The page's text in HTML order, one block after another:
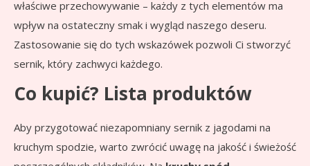
właściwe przechowywanie – każdy z tych elementów ma
wpływ na ostateczny smak i wygląd naszego deseru.
Zastosowanie się do tych wskazówek pozwoli Ci stworzyć
sernik, który zachwyci każdego.
Co kupić? Lista produktów
Aby przygotować niezapomniany sernik z jagodami na
kruchym spodzie, warto zwrócić uwagę na jakość i świeżość